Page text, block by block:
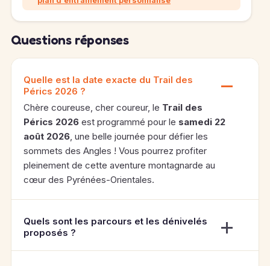
Questions réponses
Quelle est la date exacte du Trail des
Pérics 2026 ?
Chère coureuse, cher coureur, le Trail des
Pérics 2026 est programmé pour le samedi 22
août 2026, une belle journée pour défier les
sommets des Angles ! Vous pourrez profiter
pleinement de cette aventure montagnarde au
cœur des Pyrénées-Orientales.
Quels sont les parcours et les dénivelés
proposés ?